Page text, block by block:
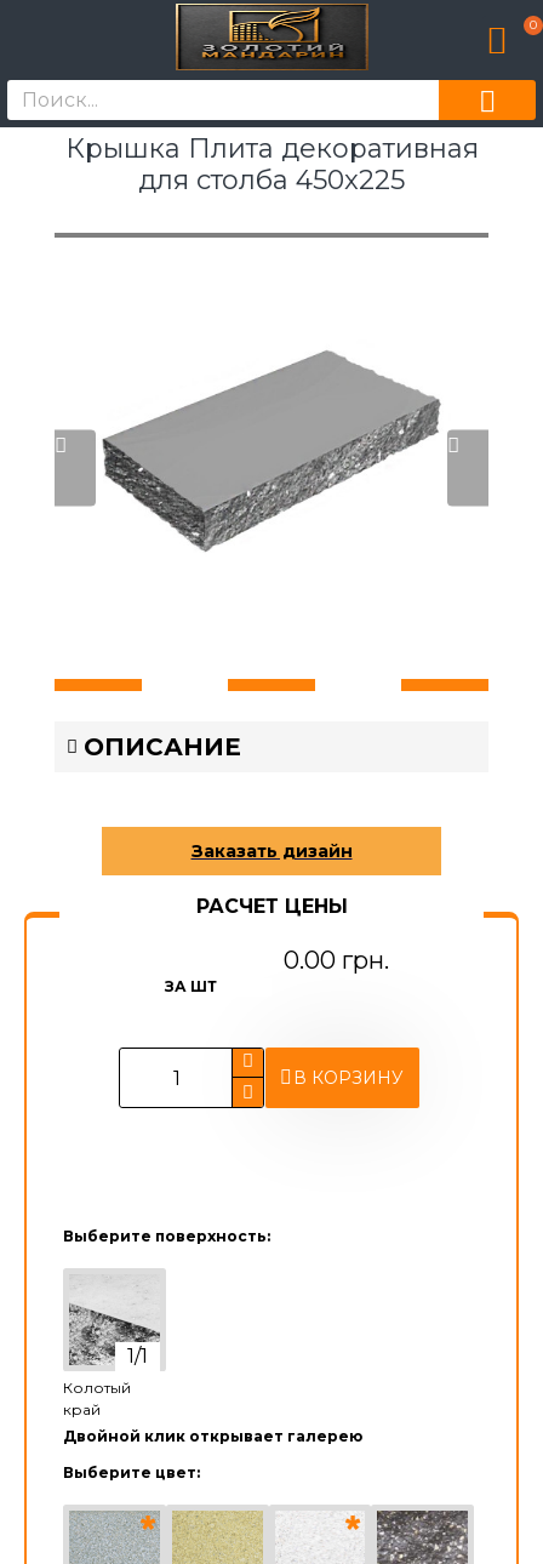
0
Крышка Плита декоративная
для столба 450x225
ОПИСАНИЕ
РАСЧЕТ ЦЕНЫ
ЗА ШТ
0.00 грн.
В КОРЗИНУ
Выберите поверхность:
Колотый
край
Двойной клик открывает галерею
Выберите цвет: